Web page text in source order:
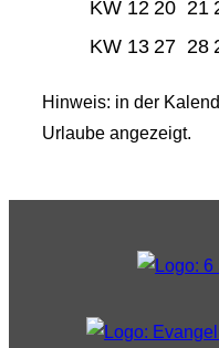
KW 1220 21
KW 1327 28
Hinweis: in der
Urlaube angezeigt.